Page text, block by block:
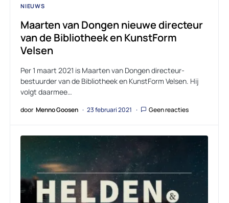
NIEUWS
Maarten van Dongen nieuwe directeur
van de Bibliotheek en KunstForm
Velsen
Per 1 maart 2021 is Maarten van Dongen directeur-
bestuurder van de Bibliotheek en KunstForm Velsen. Hij
volgt daarmee…
door Menno Goosen 23 februari 2021 Geen reacties